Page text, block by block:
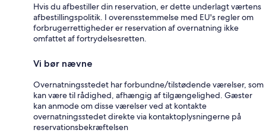
Hvis du afbestiller din reservation, er dette underlagt værtens
afbestillingspolitik. I overensstemmelse med EU's regler om
forbrugerrettigheder er reservation af overnatning ikke
omfattet af fortrydelsesretten.
Vi bør nævne
Overnatningsstedet har forbundne/tilstødende værelser, som
kan være til rådighed, afhængig af tilgængelighed. Gæster
kan anmode om disse værelser ved at kontakte
overnatningsstedet direkte via kontaktoplysningerne på
reservationsbekræftelsen